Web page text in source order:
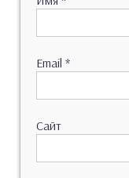
Email *
Сайт